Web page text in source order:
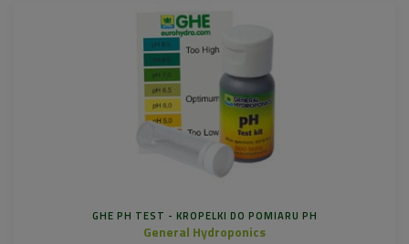
GHE PH TEST - KROPELKI DO POMIARU PH
General Hydroponics